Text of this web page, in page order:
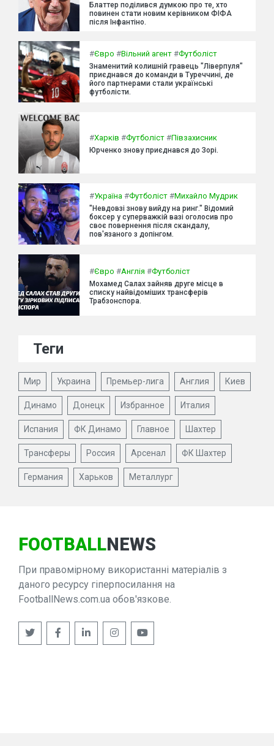
Блаттер поділився думкою про те, хто
повинен стати новим керівником ФІФА
після Інфантіно.
#Євро #Вільний агент #Футболіст
Знаменитий колишній гравець "Ліверпуля"
приєднався до команди в Туреччині, де
його партнерами стали українські
футболісти.
#Харків #Футболіст #Півзахисник
Юрченко знову приєднався до Зорі.
#Україна #Футболіст #Михайло Мудрик
"Невдовзі знову вийду на ринг." Відомий
боксер у суперважкій вазі оголосив про
своє повернення після скандалу,
пов'язаного з допінгом.
#Євро #Англія #Футболіст
Мохамед Салах зайняв друге місце в
списку найвідоміших трансферів
Трабзонспора.
Теги
Мир Украина Премьер-лига Англия Киев
Динамо Донецк Избранное Италия
Испания ФК Динамо Главное Шахтер
Трансферы Россия Арсенал ФК Шахтер
Германия Харьков Металлург
FOOTBALLNEWS
При правомірному використанні матеріалів з
даного ресурсу гіперпосилання на
FootballNews.com.ua обов'язкове.